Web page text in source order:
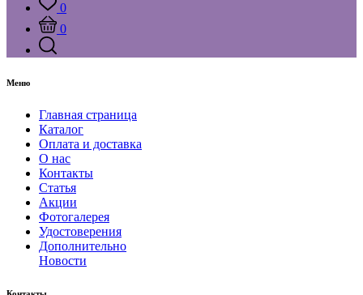
0
0
Меню
Главная страница
Каталог
Оплата и доставка
О нас
Контакты
Статья
Акции
Фотогалерея
Удостоверения
Дополнительно
Новости